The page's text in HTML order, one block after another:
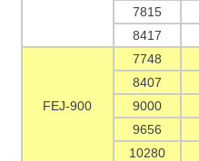
7815
8417
FEJ-900
7748
8407
9000
9656
10280